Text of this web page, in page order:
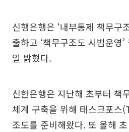
신행은행은 ‘내부통제 책무구
출하고 ‘책무구조도 시범운영
일 밝혔다.
신한은행은 지난해 초부터 책
체계 구축을 위해 태스크포스
조도를 준비해왔다. 또 올해